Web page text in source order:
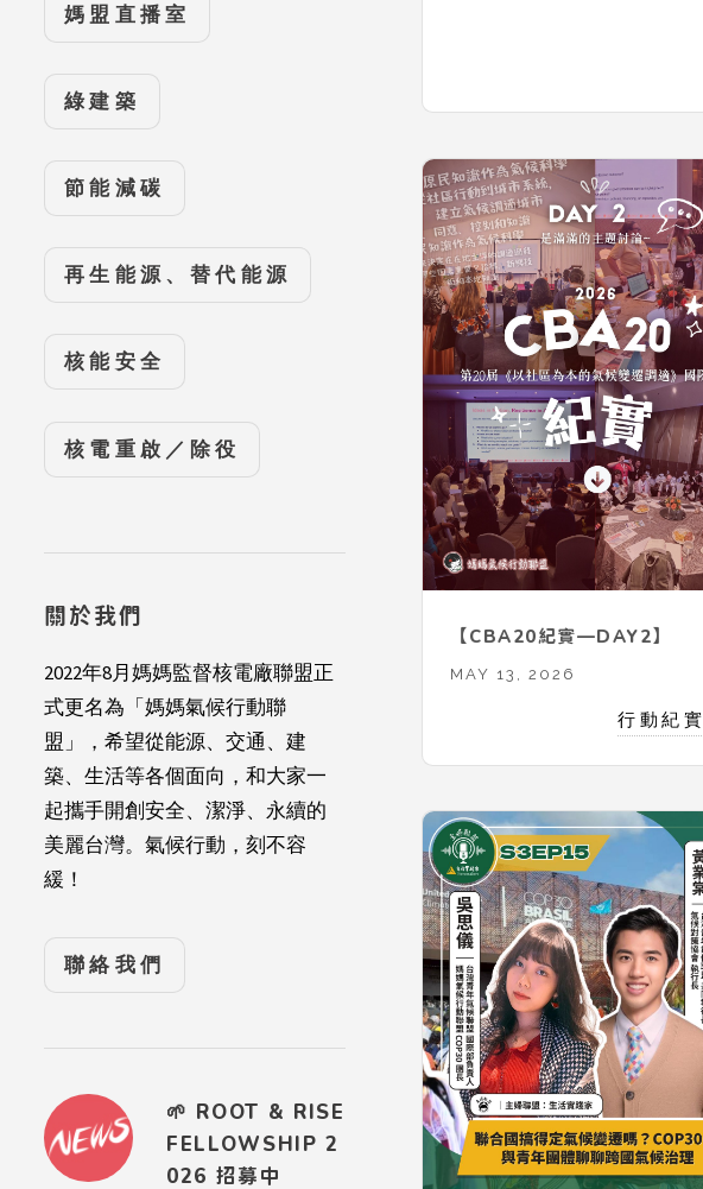
【CBA20紀實—DAY2】
MAY 13, 2026
行動紀實
媽盟直播室
綠建築
節能減碳
再生能源、替代能源
核能安全
核電重啟／除役
關於我們
2022年8月媽媽監督核電廠聯盟正
式更名為「媽媽氣候行動聯
盟」，希望從能源、交通、建
築、生活等各個面向，和大家一
起攜手開創安全、潔淨、永續的
美麗台灣。氣候行動，刻不容
緩！
聯絡我們
🌱 ROOT & RISE
FELLOWSHIP 2
026 招募中